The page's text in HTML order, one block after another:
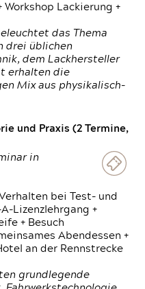
Workshop Lackierung +
das Thema
drei üblichen
dem Lackhersteller
erhalten die
Mix aus physikalisch-
und Praxis (2 Termine,
in
bei Test- und
Lizenzlehrgang +
+ Besuch
Abendessen +
an der Rennstrecke
grundlegende